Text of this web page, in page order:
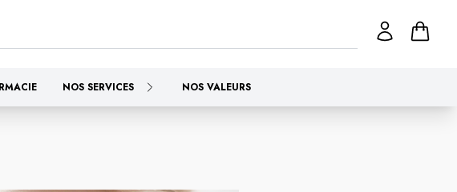
NOS SERVICES NOS VALEURS